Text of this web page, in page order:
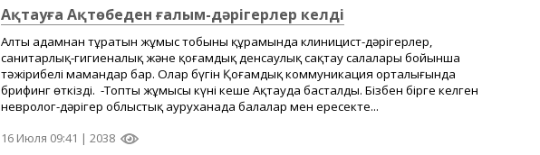
Ақтауға Ақтөбеден ғалым-дәрігерлер келді
Алты адамнан тұратын жұмыс тобының құрамында клиницист-дәрігерлер,
санитарлық-гигиеналық және қоғамдық денсаулық сақтау салалары бойынша
тәжірибелі мамандар бар. Олар бүгін Қоғамдық коммуникация орталығында
брифинг өткізді. -Топтың жұмысы күні кеше Ақтауда басталды. Бізбен бірге келген
невролог-дәрігер облыстық ауруханада балалар мен ересекте...
16 Июля 09:41 | 2038